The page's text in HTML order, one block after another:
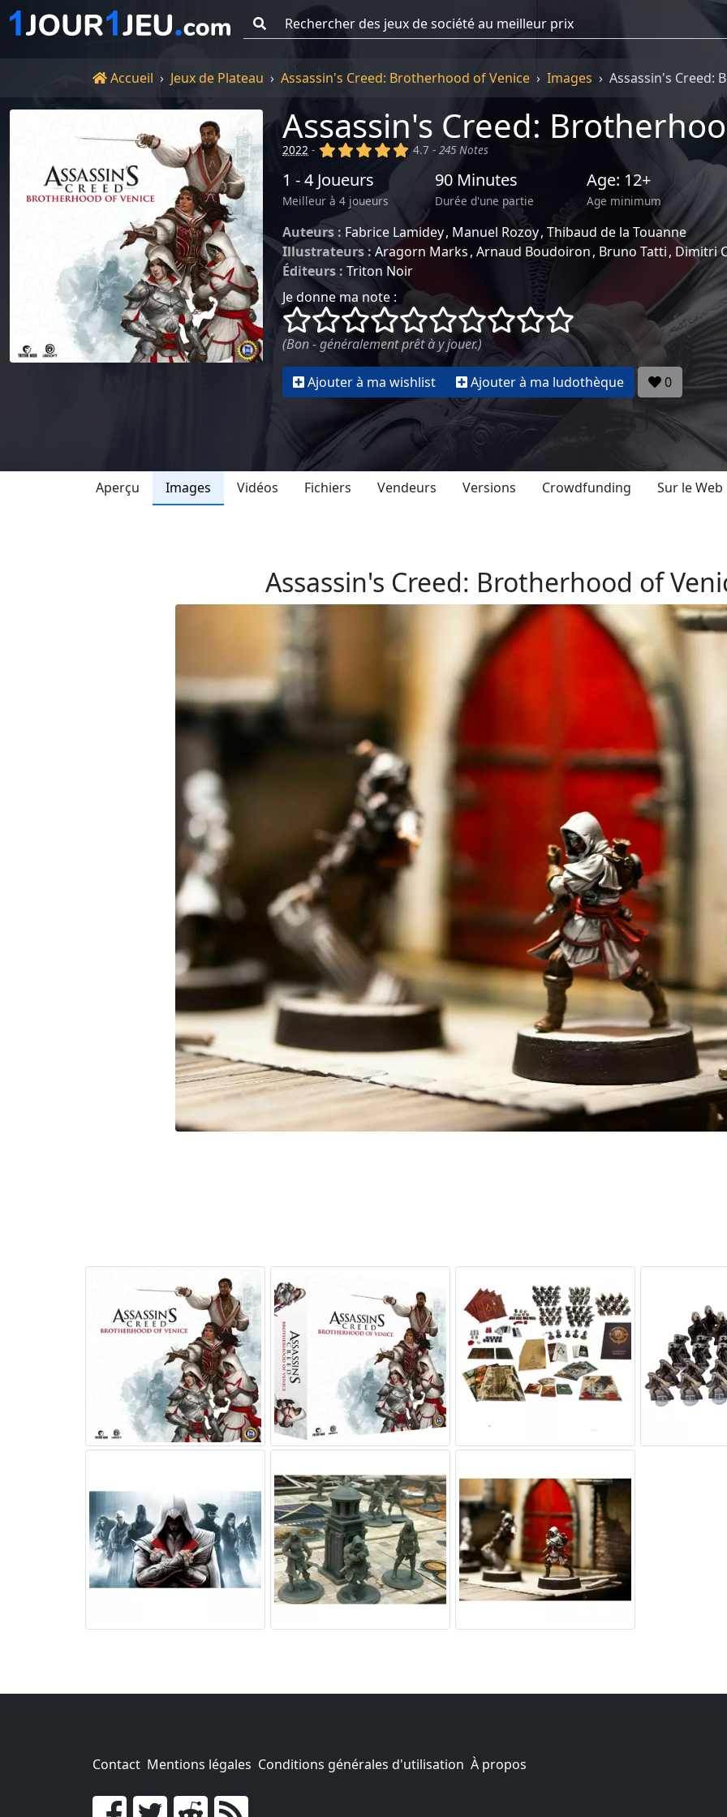
Accueil
Accueil Jeux de Plateau Assassin's Creed: Brotherhood of Venice Images Assassin's Creed:
Assassin's Creed:
2022 - (x) (x) (x) (x) (x)
4.7 -245 Notes
1 - 4 Joueurs
Meilleur à 4 joueurs
90 Minutes
Durée d'une partie
Age: 12+
Age minimum
Auteurs : Fabrice Lamidey Manuel Rozoy Thibaud de la Touanne
Illustrateurs :Aragorn Marks Arnaud Boudoiron Bruno Tatti Dimitri
Éditeurs : Triton Noir
Je donne ma note :
()
() () () () () () () ()
()
(Bon - généralement prêt à y jouer.)
Ajouter à ma wishlist Ajouter à ma ludothèque 0
Aperçu Images Vidéos Fichiers Vendeurs Versions Crowdfunding Sur le Web
Assassin's Creed: Brotherhood of
Contact Mentions légales Conditions générales d'utilisation À propos